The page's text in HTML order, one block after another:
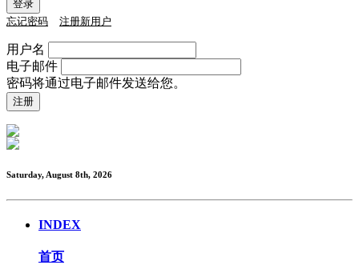
忘记密码 注册新用户
用户名
电子邮件
密码将通过电子邮件发送给您。
Saturday, August 8th, 2026
INDEX
首页